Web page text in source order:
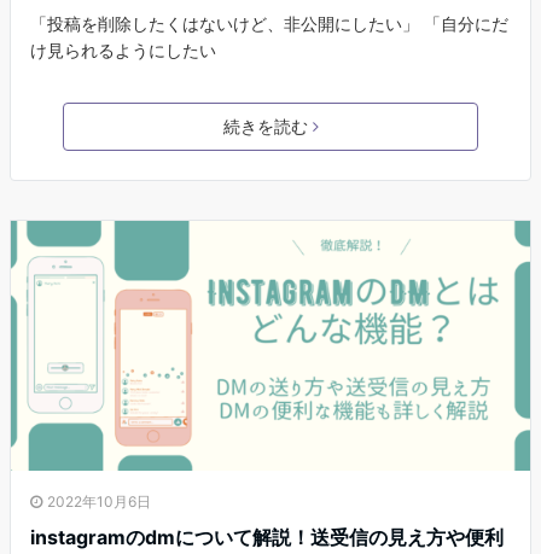
「投稿を削除したくはないけど、非公開にしたい」 「自分にだ
け見られるようにしたい
続きを読む
2022年10月6日
instagramのdmについて解説！送受信の見え方や便利